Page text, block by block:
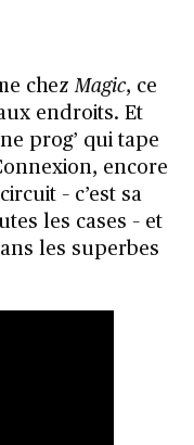
chezMagic, ce
endroits. Et
prog’ qui tape
encore
– c’est sa
les cases – et
les superbes